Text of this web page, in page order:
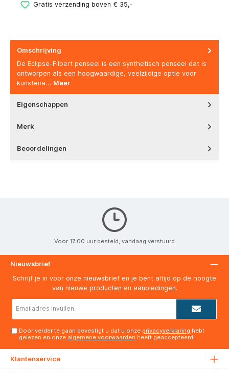
Gratis verzending boven € 35,-
Omschrijving
De Eclipse-Filbert penseel is een synthetisch penseel dat is
ontworpen als een hoogwaardige, veelzijdige optie voor
kunstena… Meer
Eigenschappen
Merk
Beoordelingen
Voor 17:00 uur besteld, vandaag verstuurd
Nieuwsbrief
Schrijf je in voor onze nieuwsbrief en je bent altijd op de hoogte
van nieuwe producten en aanbiedingen.
Door verder te gaan bevestigt u dat u onze privacyverklaring hebt
gelezen en onze algemene voorwaarden heeft geaccepteerd.
Klantenservice